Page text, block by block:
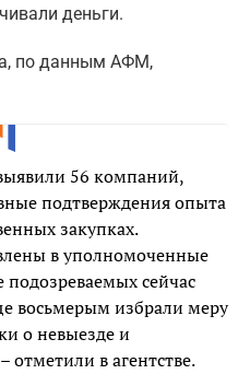
деньги.
по данным АФМ,
56 компаний,
подтверждения опыта
закупках.
в уполномоченные
сейчас
восьмерым избрали меру
о невыезде и
в агентстве.